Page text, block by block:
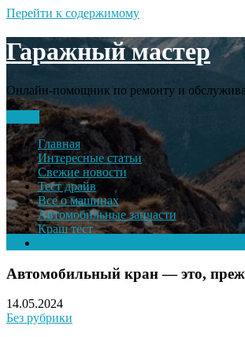
Перейти к содержимому
Гаражный мастер
Онлайн-помощник по ремонту и
Главная
Интересные статьи
Свежие новости
Тест драйв
Все о машинах
Автомобильные запчасти
Краш тест
Автомобильный кран — это,
14.05.2024
Без рубрики